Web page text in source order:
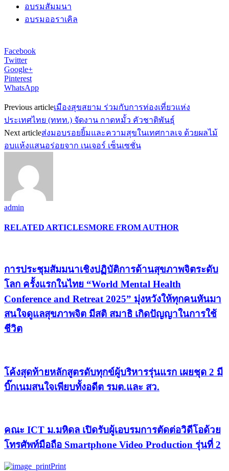
อบรมสัมมนา
อบรมออราเคิล
Facebook
Twitter
Google+
Pinterest
WhatsApp
Previous articleเมืองสุขสยาม ร่วมกับการท่องเที่ยวแห่ง
ประเทศไทย (ททท.) จัดงาน กาดหมั้ว คัวชาติพันธุ์
Next articleส่งมอบรอยยิ้มและความสุขในเทศกาลเจ ด้วยผลไม้
อบแห้งแสนอร่อยจาก เนเจอร์ เซ็นเซชั่น
admin
RELATED ARTICLESMORE FROM AUTHOR
การประชุมสัมมนาเชิงปฏิบัติการด้านสุขภาพจิตระดับ
โลก ครั้งแรกในไทย “World Mental Health
Conference and Retreat 2025” มุ่งหวังให้ทุกคนหันมา
สนใจดูแลสุขภาพจิต มีสติ สมาธิ เกิดปัญญาในการใช้
ชีวิต
โค้งสุดท้ายหลักสูตรดับทุกข์ผู้บริหารรุ่นแรก เผยชุด 2 มี
บิ๊กเนมสนใจเพียบทั้งอดีต รมต.และ สว.
คณะ ICT ม.มหิดล เปิดรับผู้เอบรมการตัดต่อวิดีโอด้วย
โทรศัพท์มือถือ Smartphone Video Production รุ่นที่ 2
Print